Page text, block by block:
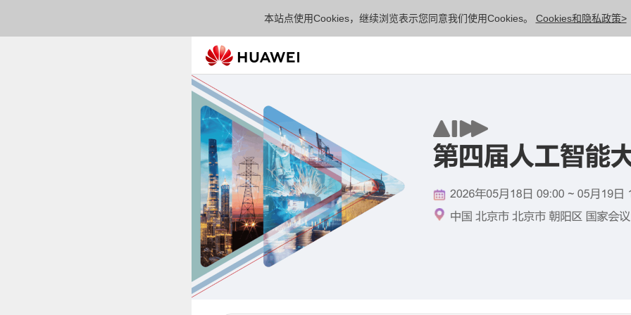
本站点使用Cookies，继续浏览表示您同意我们使用Cookies。 Cookies和隐私政策>